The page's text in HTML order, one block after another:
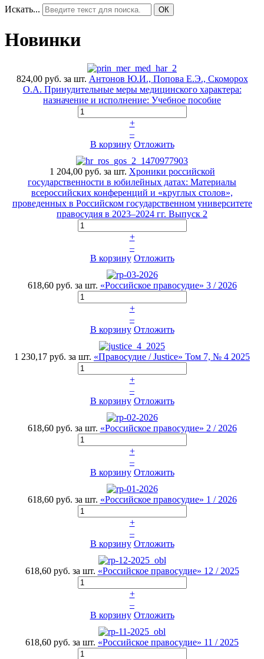
Искать... ОК
Новинки
824,00 руб. за шт. Антонов Ю.И., Попова Е.Э., Скоморох
О.А. Принудительные меры медицинского характера:
назначение и исполнение: Учебное пособие
+
–
В корзину Отложить
1 204,00 руб. за шт. Хроники российской
государственности в юбилейных датах: Материалы
всероссийских конференций и «круглых столов»,
проведенных в Российском государственном университете
правосудия в 2023–2024 гг. Выпуск 2
+
–
В корзину Отложить
618,60 руб. за шт. «Российское правосудие» 3 / 2026
+
–
В корзину Отложить
1 230,17 руб. за шт. «Правосудие / Justice» Том 7, № 4 2025
+
–
В корзину Отложить
618,60 руб. за шт. «Российское правосудие» 2 / 2026
+
–
В корзину Отложить
618,60 руб. за шт. «Российское правосудие» 1 / 2026
+
–
В корзину Отложить
618,60 руб. за шт. «Российское правосудие» 12 / 2025
+
–
В корзину Отложить
618,60 руб. за шт. «Российское правосудие» 11 / 2025